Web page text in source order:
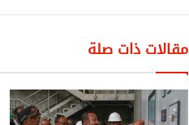
مقالات ذات صلة